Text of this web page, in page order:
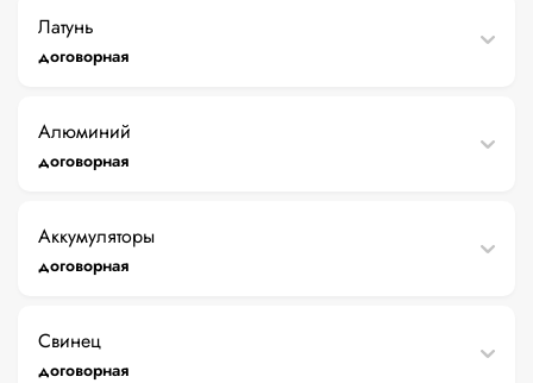
Латунь
договорная
Алюминий
договорная
Аккумуляторы
договорная
Свинец
договорная